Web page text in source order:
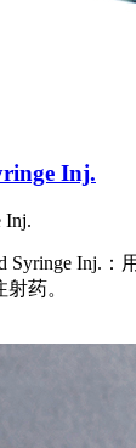
Inj.
Inj.
Syringe Inj.：
药。